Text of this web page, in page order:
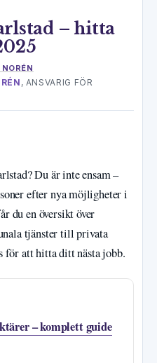
– hitta
, ANSVARIG FÖR
Du är inte ensam –
efter nya möjligheter i
du en översikt över
tjänster till privata
för att hitta ditt nästa jobb.
– komplett guide